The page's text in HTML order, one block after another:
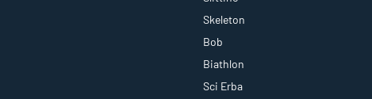
Skeleton
Bob
Biathlon
Sci Erba